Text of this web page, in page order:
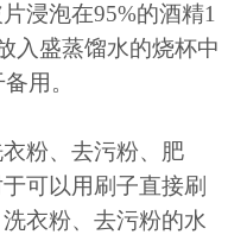
浸泡在95%的酒精1
入盛蒸馏水的烧杯中
用。
粉、去污粉、肥
可以用刷子直接刷
衣粉、去污粉的水